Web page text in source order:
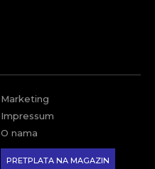
Marketing
Impressum
O nama
PRETPLATA NA MAGAZIN